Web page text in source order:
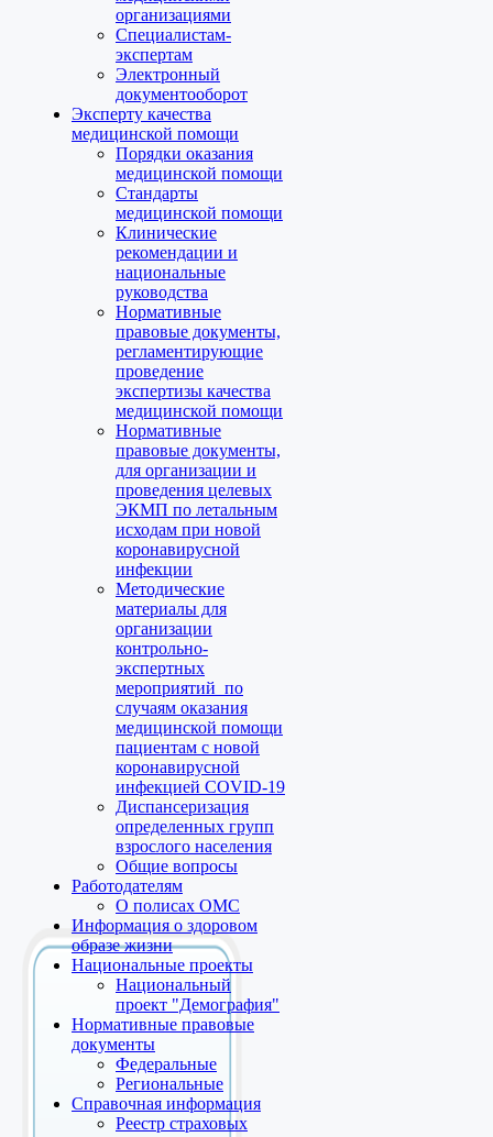
организациями
Специалистам-
экспертам
Электронный
документооборот
Эксперту качества
медицинской помощи
Порядки оказания
медицинской помощи
Стандарты
медицинской помощи
Клинические
рекомендации и
национальные
руководства
Нормативные
правовые документы,
регламентирующие
проведение
экспертизы качества
медицинской помощи
Нормативные
правовые документы,
для организации и
проведения целевых
ЭКМП по летальным
исходам при новой
коронавирусной
инфекции
Методические
материалы для
организации
контрольно-
экспертных
мероприятий по
случаям оказания
медицинской помощи
пациентам с новой
коронавирусной
инфекцией COVID-19
Диспансеризация
определенных групп
взрослого населения
Общие вопросы
Работодателям
О полисах ОМС
Информация о здоровом
образе жизни
Национальные проекты
Национальный
проект "Демография"
Нормативные правовые
документы
Федеральные
Региональные
Справочная информация
Реестр страховых